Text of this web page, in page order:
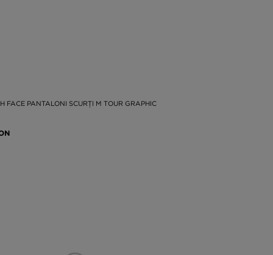
FACE PANTALONI SCURȚI M TOUR GRAPHIC